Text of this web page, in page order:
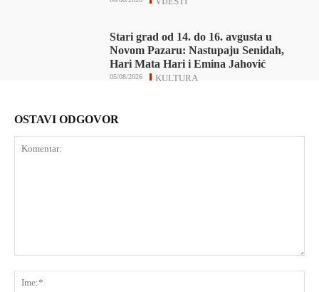
Stari grad od 14. do 16. avgusta u
Novom Pazaru: Nastupaju Senidah,
Hari Mata Hari i Emina Jahović
KULTURA
05/08/2026
OSTAVI ODGOVOR